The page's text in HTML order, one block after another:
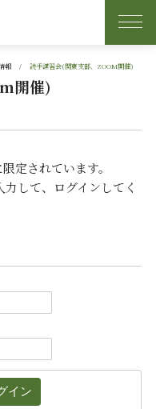
報 読手講習会(関東支部、ZOOM開催)
開催)
定されています。
して、ログインしてく